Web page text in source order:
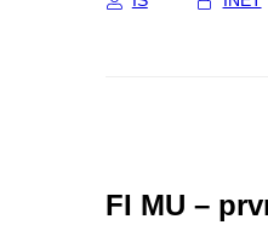
FI MU –